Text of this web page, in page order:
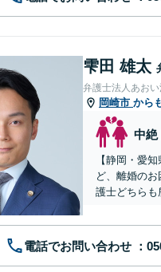
雫田 雄太
弁護士法人あお
岡崎市 から
中絶
【静岡・愛
ど、離婚の
護士どちらも
電話でお問い合わせ